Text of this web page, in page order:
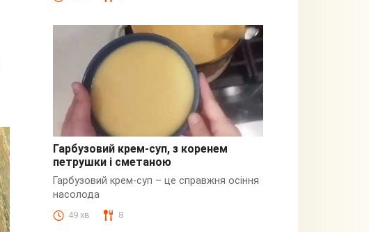
Гарбузовий
Гарбузовий крем-суп, з коренем
петрушки і сметаною
Гарбузовий крем-суп – це справжня осіння
насолода
49 хв 8